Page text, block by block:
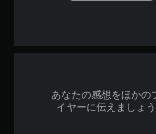
あなたの感想をほかの
イヤーに伝えましょう